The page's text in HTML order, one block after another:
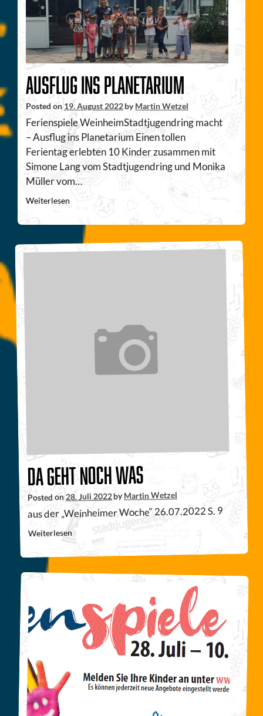
Ausflug ins Planetarium
Posted on 19. August 2022byMartin Wetzel
Ferienspiele WeinheimStadtjugendring macht
– Ausflug ins Planetarium Einen tollen
Ferientag erlebten 10 Kinder zusammen mit
Simone Lang vom Stadtjugendring und Monika
Müller vom…
Weiterlesen
Da geht noch was
Posted on28. Juli 2022byMartin Wetzel
aus der „Weinheimer Woche“ 26.07.2022 S. 9
Weiterlesen